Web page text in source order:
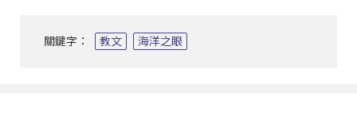
關鍵字： 教文 海洋之眼